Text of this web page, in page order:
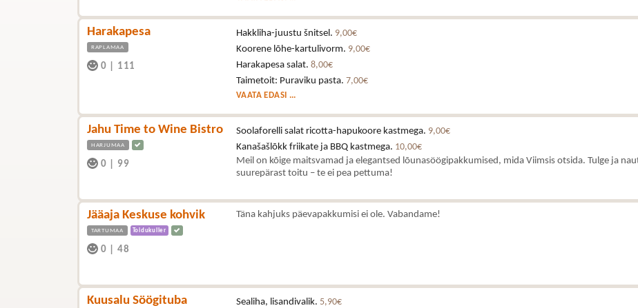
Harakapesa
RAPLAMAA
0 111
Hakkliha-juustu šnitsel. 9,00€
Koorene lõhe-kartulivorm. 9,00€
Harakapesa salat. 8,00€
Taimetoit: Puraviku pasta. 7,00€
VAATA EDASI ...
Jahu Time to Wine Bistro
HARJUMAA
0 99
Soolaforelli salat ricotta-hapukoore kastmega. 9,00€
Kanašašlõkk friikate ja BBQ kastmega. 10,00€
Meil on kõige maitsvamad ja elegantsed lõunasöögipakkumised, mida Viimsis otsida. Tulge ja
suurepärast toitu – te ei pea pettuma!
Jääaja Keskuse kohvik
TARTUMAA Toidukuller
0 48
Täna kahjuks päevapakkumisi ei ole. Vabandame!
Kuusalu Söögituba Sealiha, lisandivalik. 5,90€